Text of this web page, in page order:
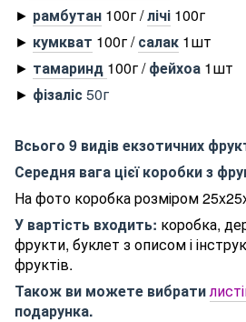
► рамбутан 100г /лічі 100г
► кумкват 100г /салак 1шт
► тамаринд 100г /фейхоа 1шт
► фізаліс50г
Всього 9 видів екзотичних
Середня вага цієї коробки з
На фото коробка розміром
У вартість входить: коробка,
фрукти, буклет з описом і
фруктів.
Також ви можете вибрати
подарунка.